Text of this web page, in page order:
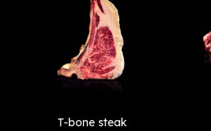
T-bone steak